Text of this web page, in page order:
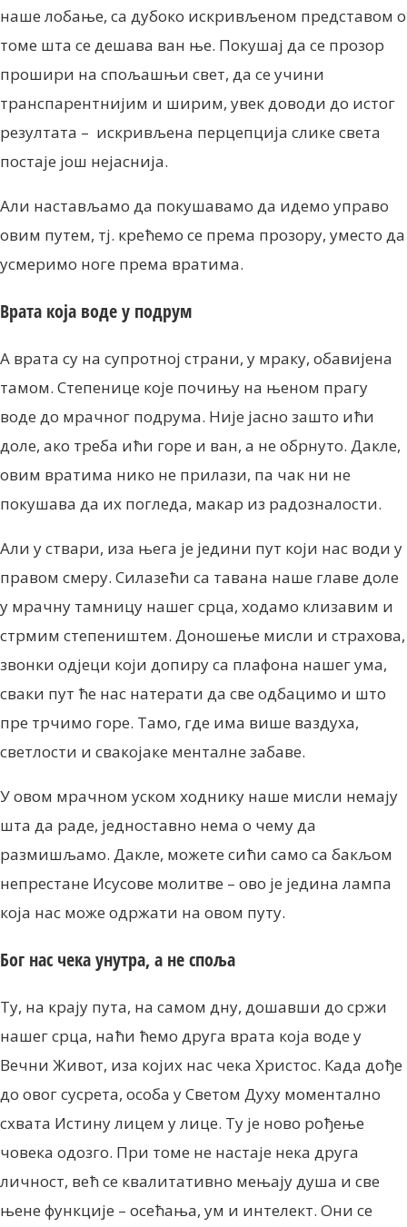
наше лобање, са дубоко искривљеном представом о
томе шта се дешава ван ње. Покушај да се прозор
прошири на спољашњи свет, да се учини
транспарентнијим и ширим, увек доводи до истог
резултата – искривљена перцепција слике света
постаје још нејаснија.
Али настављамо да покушавамо да идемо управо
овим путем, тј. крећемо се према прозору, уместо да
усмеримо ноге према вратима.
Врата која воде у подрум
А врата су на супротној страни, у мраку, обавијена
тамом. Степенице које почињу на њеном прагу
воде до мрачног подрума. Није јасно зашто ићи
доле, ако треба ићи горе и ван, а не обрнуто. Дакле,
овим вратима нико не прилази, па чак ни не
покушава да их погледа, макар из радозналости.
Али у ствари, иза њега је једини пут који нас води у
правом смеру. Силазећи са тавана наше главе доле
у ​​мрачну тамницу нашег срца, ходамо клизавим и
стрмим степеништем. Доношење мисли и страхова,
звонки одјеци који допиру са плафона нашег ума,
сваки пут ће нас натерати да све одбацимо и што
пре трчимо горе. Тамо, где има више ваздуха,
светлости и свакојаке менталне забаве.
У овом мрачном уском ходнику наше мисли немају
шта да раде, једноставно нема о чему да
размишљамо. Дакле, можете сићи ​​само са бакљом
непрестане Исусове молитве – ово је једина лампа
која нас може одржати на овом путу.
Бог нас чека унутра, а не споља
Ту, на крају пута, на самом дну, дошавши до сржи
нашег срца, наћи ћемо друга врата која воде у
Вечни Живот, иза којих нас чека Христос. Када дође
до овог сусрета, особа у Светом Духу моментално
схвата Истину лицем у лице. Ту је ново рођење
човека одозго. При томе не настаје нека друга
личност, већ се квалитативно мењају душа и све
њене функције – осећања, ум и интелект. Они се